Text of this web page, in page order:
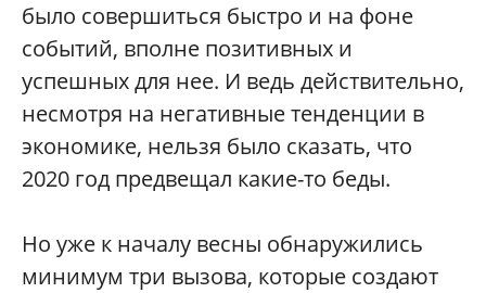
было совершиться быстро и на фоне
событий, вполне позитивных и
успешных для нее. И ведь действительно,
несмотря на негативные тенденции в
экономике, нельзя было сказать, что
2020 год предвещал какие-то беды.
Но уже к началу весны обнаружились
минимум три вызова, которые создают